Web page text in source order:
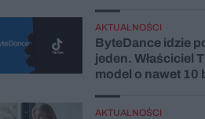
AKTUALNOŚCI
ByteDance idzie
jeden. Właściciel
model o nawet 10
AKTUALNOŚCI